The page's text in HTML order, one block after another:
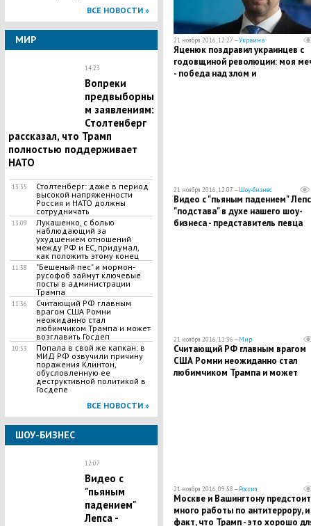
ВСЕ НОВОСТИ »
МИР
14:23
Вопреки
предвыборны
м заявлениям:
Столтенберг
рассказал, что Трамп
полностью поддерживает
НАТО
13:35
Столтенберг: даже в период
высокой напряженности
Россия и НАТО должны
сотрудничать
13:09
Лукашенко, с болью
наблюдающий за
ухудшением отношений
между РФ и ЕС, придумал,
как положить этому конец
11:38
"Бешеный пес" и мормон-
русофоб займут ключевые
посты в администрации
Трампа
11:36
Считающий РФ главным
врагом США Ромни
неожиданно стал
любимчиком Трампа и может
возглавить Госдеп
10:53
Попала в свой же капкан: в
МИД РФ озвучили причину
поражения Клинтон,
обусловленную ее
деструктивной политикой в
Госдепе
ВСЕ НОВОСТИ »
ШОУ-БИЗНЕС
12:07
Видео с
"пьяным
падением"
Лепса -
21 ноября 2016, 12:27 —Украина
Яценюк поздравил украинцев с
годовщиной революции: моя
- победа над злом и
21 ноября 2016, 12:07 —Шоу-бизнес
Видео с "пьяным падением"
"подстава" в духе нашего шоу-
бизнеса - представитель певца
21 ноября 2016, 11:36 —Мир
Считающий РФ главным врагом
США Ромни неожиданно стал
любимчиком Трампа и может
21 ноября 2016, 09:58 —Россия
Москве и Вашингтону предстоит
много работы по антитеррору, и
факт, что Трамп - это хорошо